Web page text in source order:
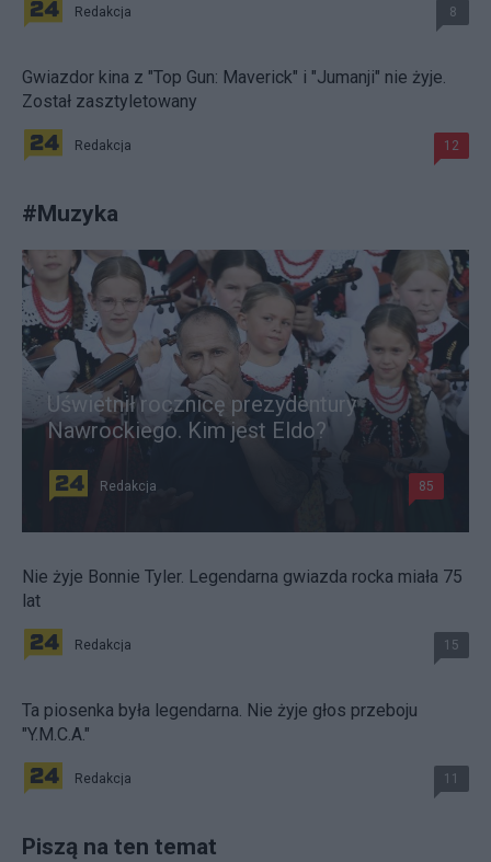
Redakcja 8
Gwiazdor kina z "Top Gun: Maverick" i "Jumanji" nie żyje.
Został zasztyletowany
Redakcja 12
#Muzyka
Uświetnił rocznicę prezydentury
Nawrockiego. Kim jest Eldo?
Redakcja 85
Nie żyje Bonnie Tyler. Legendarna gwiazda rocka miała 75
lat
Redakcja 15
Ta piosenka była legendarna. Nie żyje głos przeboju
"Y.M.C.A."
Redakcja 11
Piszą na ten temat